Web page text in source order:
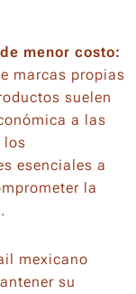
menor costo:
marcas propias
suelen
a las
los
esenciales a
la
mexicano
su